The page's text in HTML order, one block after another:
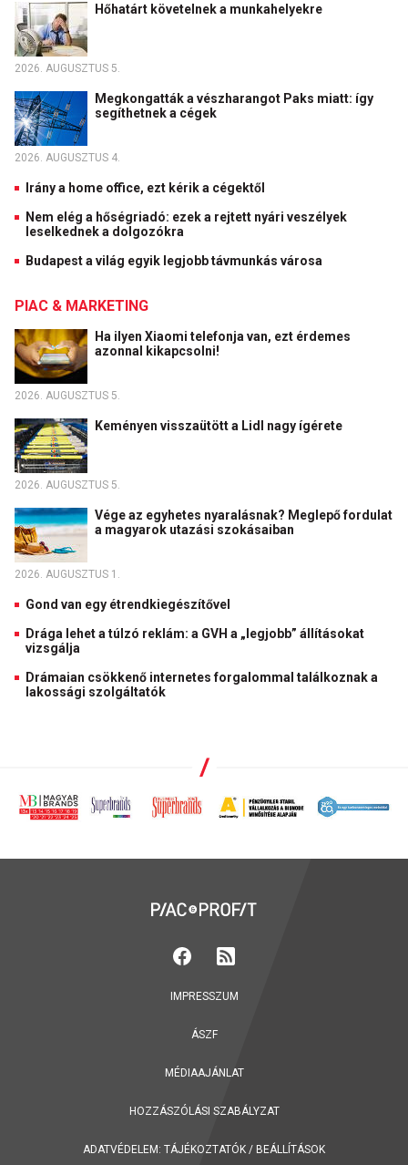
Hőhatárt követelnek a munkahelyekre
2026. AUGUSZTUS 5.
Megkongatták a vészharangot Paks miatt: így
segíthetnek a cégek
2026. AUGUSZTUS 4.
Irány a home office, ezt kérik a cégektől
Nem elég a hőségriadó: ezek a rejtett nyári veszélyek
leselkednek a dolgozókra
Budapest a világ egyik legjobb távmunkás városa
PIAC & MARKETING
Ha ilyen Xiaomi telefonja van, ezt érdemes
azonnal kikapcsolni!
2026. AUGUSZTUS 5.
Keményen visszaütött a Lidl nagy ígérete
2026. AUGUSZTUS 5.
Vége az egyhetes nyaralásnak? Meglepő fordulat
a magyarok utazási szokásaiban
2026. AUGUSZTUS 1.
Gond van egy étrendkiegészítővel
Drága lehet a túlzó reklám: a GVH a „legjobb” állításokat
vizsgálja
Drámaian csökkenő internetes forgalommal találkoznak a
lakossági szolgáltatók
IMPRESSZUM
ÁSZF
MÉDIAAJÁNLAT
HOZZÁSZÓLÁSI SZABÁLYZAT
ADATVÉDELEM: TÁJÉKOZTATÓK / BEÁLLÍTÁSOK